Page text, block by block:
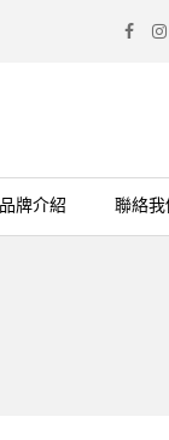
品牌介紹 聯絡我